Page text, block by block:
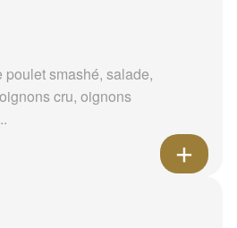
smashé, salade,
cru, oignons